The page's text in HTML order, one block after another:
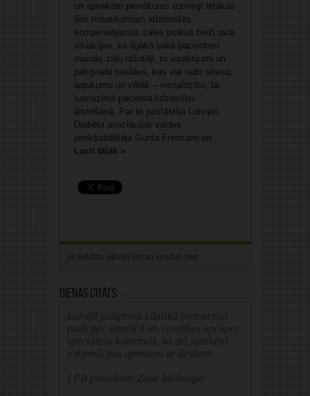
un aptiekām pienākums izsniegt lētākās
šim nosaukumam atbilstošās
kompensējamās zāles praksē bieži rada
situācijas, ka ilgākā laikā pacientam
mainās zāļu ražotāji, to iepakojumi un
palīgvielu sastāvs, kas var radīt stresu,
apjukumu un vēlāk – vienaldzību, tā
samazinot pacienta līdzestību
ārstēšanā. Par to pastāstīja Latvijas
Diabēta asociācijas valdes
priekšsēdētāja Gunta Freimane un ...
Lasīt tālāk »
Dienas citāts